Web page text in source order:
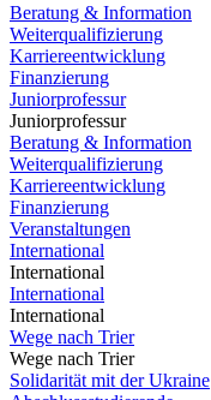
Beratung & Information
Weiterqualifizierung
Karriereentwicklung
Finanzierung
Juniorprofessur
Juniorprofessur
Beratung & Information
Weiterqualifizierung
Karriereentwicklung
Finanzierung
Veranstaltungen
International
International
International
International
Wege nach Trier
Wege nach Trier
Solidarität mit der Ukraine